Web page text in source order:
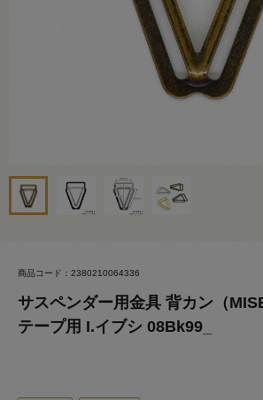
商品コード：2380210064336
サスペンダー用金具 背カン（
テープ用 I.イブシ 08Bk99_